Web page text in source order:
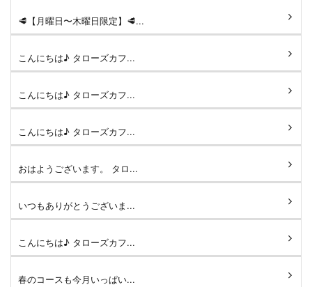
🥩【月曜日〜木曜日限定】🥩...
こんにちは♪ タローズカフ...
こんにちは♪ タローズカフ...
こんにちは♪ タローズカフ...
おはようございます。 タロ...
いつもありがとうございま...
こんにちは♪ タローズカフ...
春のコースも今月いっぱい...